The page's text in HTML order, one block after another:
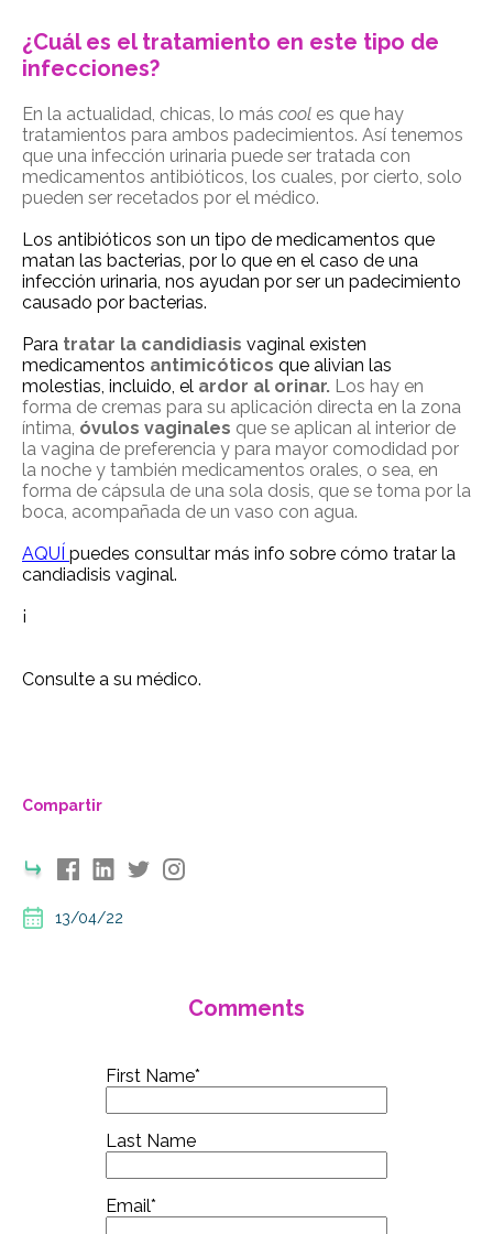
¿Cuál es el tratamiento en este tipo de
infecciones?
En la actualidad, chicas, lo más cool es que hay
tratamientos para ambos padecimientos. Así tenemos
que una infección urinaria puede ser tratada con
medicamentos antibióticos, los cuales, por cierto, solo
pueden ser recetados por el médico.
Los antibióticos son un tipo de medicamentos que
matan las bacterias, por lo que en el caso de una
infección urinaria, nos ayudan por ser un padecimiento
causado por bacterias.
Para tratar la candidiasis vaginal existen
medicamentos antimicóticos que alivian las
molestias, incluido, el ardor al orinar. Los hay en
forma de cremas para su aplicación directa en la zona
íntima, óvulos vaginales que se aplican al interior de
la vagina de preferencia y para mayor comodidad por
la noche y también medicamentos orales, o sea, en
forma de cápsula de una sola dosis, que se toma por la
boca, acompañada de un vaso con agua.
AQUÍ puedes consultar más info sobre cómo tratar la
candiadisis vaginal.
¡
Consulte a su médico.
Compartir
13/04/22
Comments
First Name*
Last Name
Email*